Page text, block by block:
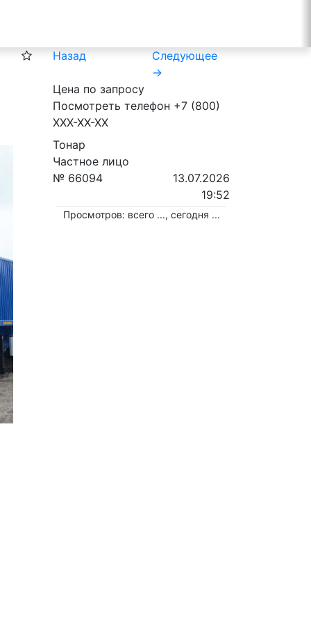
Назад
Следующее
→
Цена по запросу
Посмотреть телефон +7 (800)
XXX-XX-XX
Тонар
Частное лицо
№ 66094
13.07.2026
19:52
Просмотров: всего ..., сегодня ...